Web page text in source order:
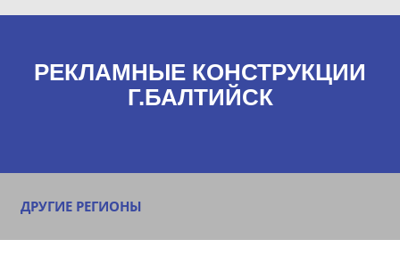
РЕКЛАМНЫЕ КОНСТРУКЦИИ
Г.БАЛТИЙСК
ДРУГИЕ РЕГИОНЫ